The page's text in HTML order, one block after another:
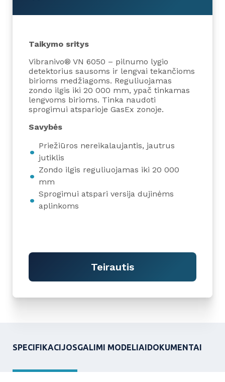
Taikymo sritys
Vibranivo® VN 6050 – pilnumo lygio
detektorius sausoms ir lengvai tekančioms
birioms medžiagoms. Reguliuojamas
zondo ilgis iki 20 000 mm, ypač tinkamas
lengvoms birioms. Tinka naudoti
sprogimui atsparioje GasEx zonoje.
Savybės
Priežiūros nereikalaujantis, jautrus
jutiklis
Zondo ilgis reguliuojamas iki 20 000
mm
Sprogimui atspari versija dujinėms
aplinkoms
Teirautis
SPECIFIKACIJOSGALIMI MODELIAIDOKUMENTAI